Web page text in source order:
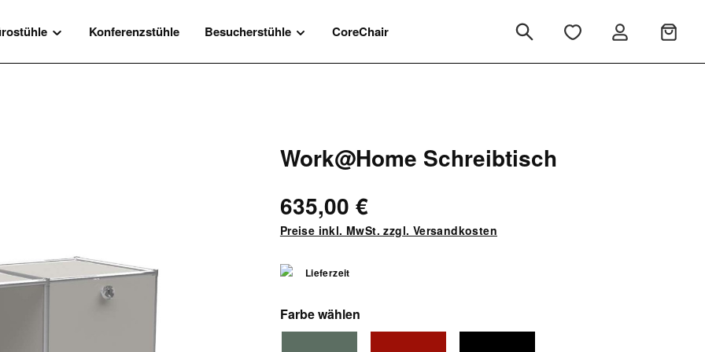
Konferenzstühle Besucherstühle CoreChair
Work@Home Schreibtisch
635,00 €
Preise inkl. MwSt. zzgl. Versandkosten
Lieferzeit
Farbe wählenauswählen